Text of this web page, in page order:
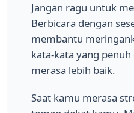
Jangan ragu untuk
Berbicara dengan
membantu
kata-kata yang
merasa lebih baik.
Saat kamu merasa